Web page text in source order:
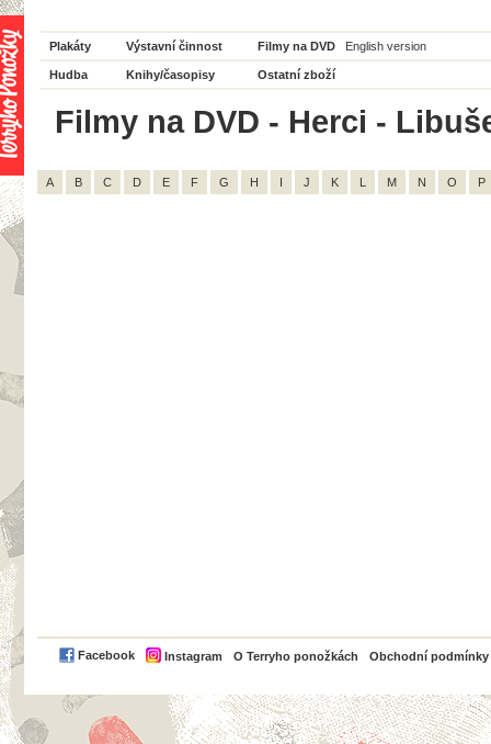
Plakáty Výstavní činnost Filmy na DVD English version
Hudba Knihy/časopisy Ostatní zboží
Filmy na DVD - Herci -
A B C D E F G H I J K L M N O P
Facebook Instagram O Terryho ponožkách Obchodní podmínky
PayPal